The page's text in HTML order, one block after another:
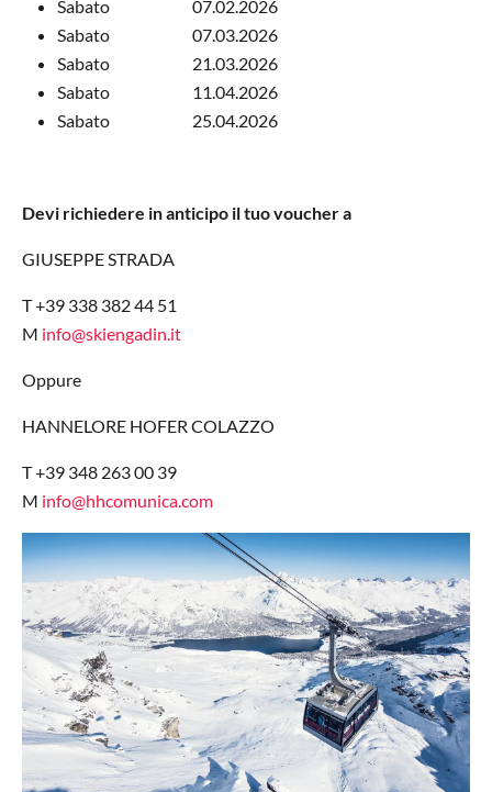
Sabato 07.02.2026
Sabato 07.03.2026
Sabato 21.03.2026
Sabato 11.04.2026
Sabato 25.04.2026
Devi richiedere in anticipo il tuo voucher a
GIUSEPPE STRADA
T +39 338 382 44 51
M info@skiengadin.it
Oppure
HANNELORE HOFER COLAZZO
T +39 348 263 00 39
M info@hhcomunica.com